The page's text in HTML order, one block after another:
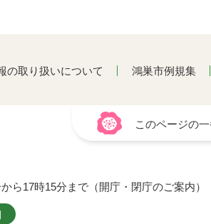
の取り扱いについて 鴻巣市例規集
このページの
ら17時15分まで（開庁・閉庁のご案内）